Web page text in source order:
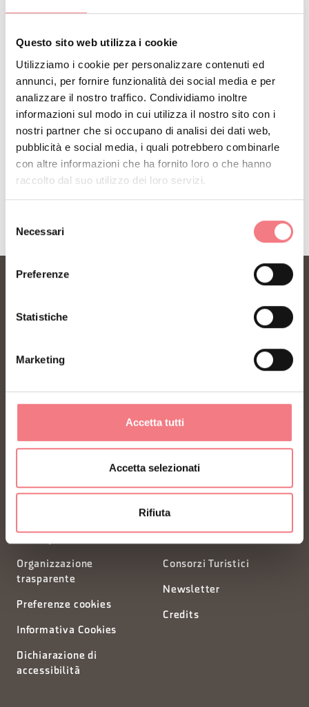
Questo sito web utilizza i cookie
Utilizziamo i cookie per personalizzare contenuti ed
annunci, per fornire funzionalità dei social media e per
analizzare il nostro traffico. Condividiamo inoltre
informazioni sul modo in cui utilizza il nostro sito con i
nostri partner che si occupano di analisi dei dati web,
pubblicità e social media, i quali potrebbero combinarle
con altre informazioni che ha fornito loro o che hanno
raccolto dal suo utilizzo dei loro servizi.
delNecessari
Preferenze
Statistiche
Marketing
Accetta tutti
Accetta selezionati
Rifiuta
Transfrontaliero
(0039)3939864624
info@fondazionecomelico.it
https://www.facebook.com/FondazioneCST
Piazza Santo Stefano 15/17
32100 Belluno - Italia
segreteria@dmodolomiti.it
Organizzazione
trasparente
Preferenze cookies
Informativa Cookies
Dichiarazione di
accessibilità
Consorzi Turistici
Newsletter
Credits